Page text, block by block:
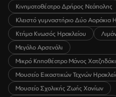
Κινηματοθέατρο Δρήρος Νεάπολης
Κλειστό γυμναστήριο Δύο Αοράκια
Κτήμα Κνωσός Ηρακλείου
Μεγάλο Αρσενάλι
Μικρό Κηποθέατρο Μάνος
Μουσείο Εικαστικών Τεχνών
Μουσείο Σχολικής Ζωής Χανίων